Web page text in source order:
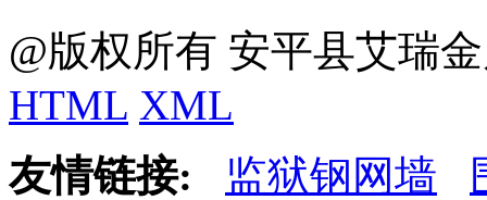
@版权所有 安平县艾瑞
HTML XML
友情链接:
监狱钢网墙